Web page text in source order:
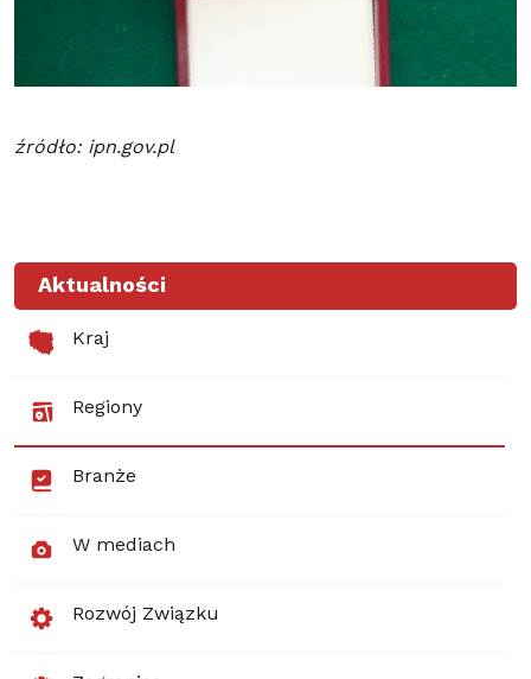
źródło: ipn.gov.pl
Aktualności
Kraj
Regiony
Branże
W mediach
Rozwój Związku